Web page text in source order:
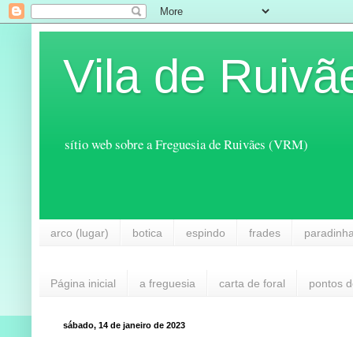
Vila de
sítio web sobre a Freguesia de Ruivães (VRM)
arco (lugar) botica espindo frades
Página inicial a freguesia carta de foral pontos
sábado, 14 de janeiro de 2023